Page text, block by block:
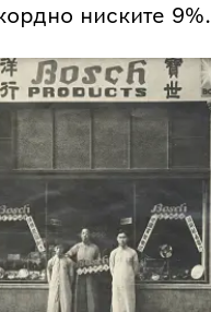
ниските 9%.